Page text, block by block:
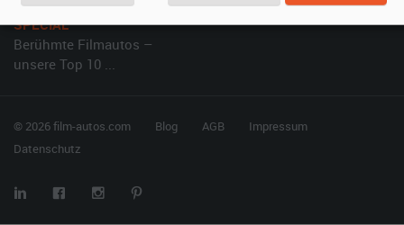
SPECIAL
Berühmte Filmautos –
unsere Top 10 ...
© 2026 film-autos.com Blog AGB
Impressum
Datenschutz